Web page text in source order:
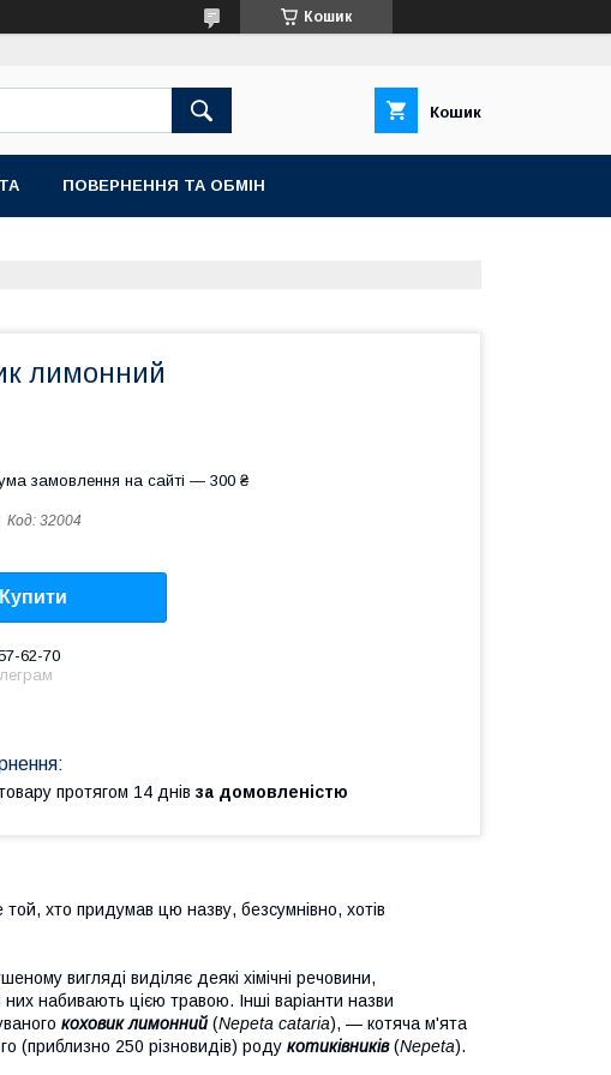
Кошик
Кошик
ПОВЕРНЕННЯ ТА ОБМІН
лимонний
замовлення на сайті — 300 ₴
Код: 32004
Купити
62-70
протягом 14 днів за домовленістю
хто придумав цю назву, безсумнівно, хотів
вигляді виділяє деякі хімічні речовини,
набивають цією травою. Інші варіанти назви
коховик лимонний (Nepeta cataria), — котяча м'ята
(приблизно 250 різновидів) роду котиківників(Nepeta).